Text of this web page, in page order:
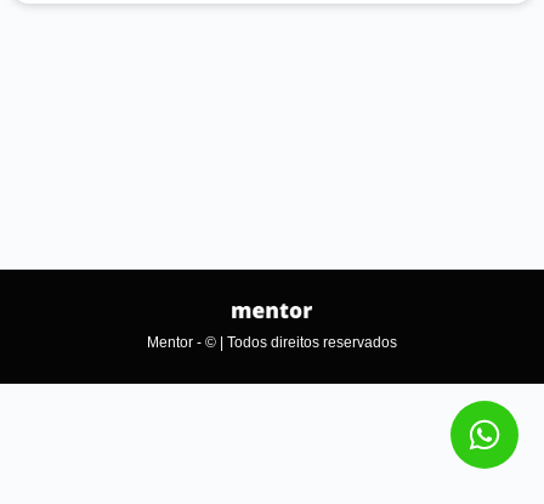
Mentor - © | Todos direitos reservados